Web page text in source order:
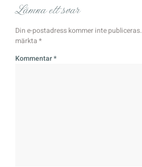
Lämna ett svar
Din e-postadress kommer inte publiceras.
märkta*
Kommentar*